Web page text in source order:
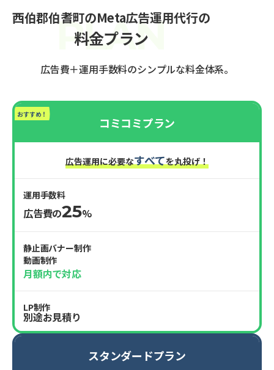
西伯郡伯耆町のMeta広告運用代行の
料金プラン
広告費＋運用手数料のシンプルな料金体系。
おすすめ！
コミコミプラン
広告運用に必要なすべてを丸投げ！
運用手数料
広告費の25%
静止画バナー制作
動画制作
月額内で対応
LP制作
別途お見積り
スタンダードプラン